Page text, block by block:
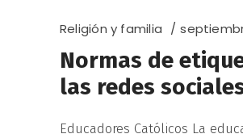
Religión y familia
Normas de
las redes
Educadores Católicos La